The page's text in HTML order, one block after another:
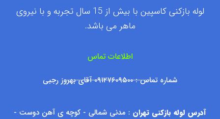
لوله بازکنی کاسپین با بیش از 15 سال تجربه و با نیروی
ماهر می باشد.
اطلاعات تماس
شماره تماس : ۰۹۱۲۷۶۰۹۵۰۰ آقای بهروز رجبی
آدرس لوله بازکنی تهران : مدنی شمالی - کوچه ی آهن دوست -